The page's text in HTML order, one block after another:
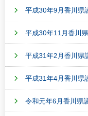
平成30年9月香川
平成30年11月香川
平成31年2月香川
平成31年4月香川
令和元年6月香川